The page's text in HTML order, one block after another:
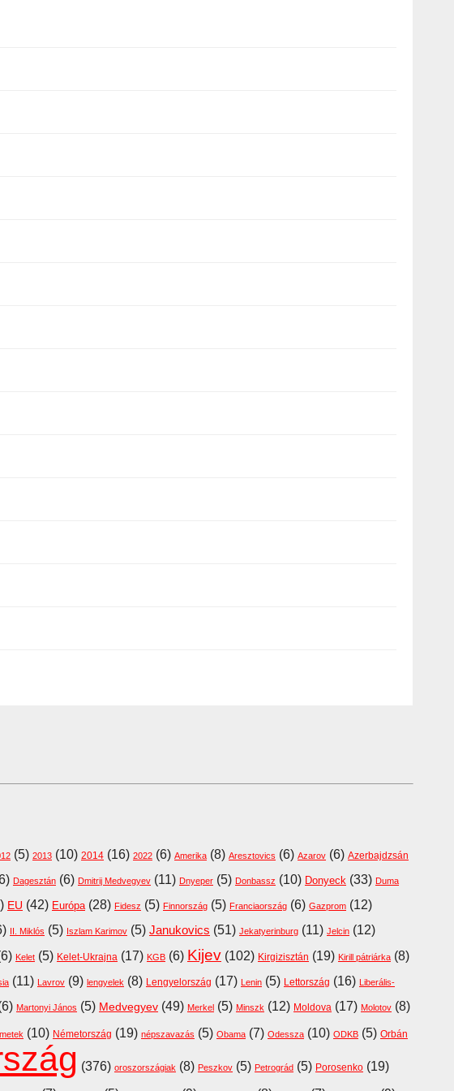
(5) 2013 (10) 2014 (16) 2022 (6) Amerika (8) Aresztovics (6) Azarov (6) Azerbajdzsán
Dagesztán (6) Dmitrij Medvegyev (11) Dnyeper (5) Donbassz (10) Donyeck (33) Duma
EU (42) Európa (28) Fidesz (5) Finnország (5) Franciaország (6) Gazprom (12)
II. Miklós (5) Iszlam Karimov (5) Janukovics (51) Jekatyerinburg (11) Jelcin (12)
Kelet (5) Kelet-Ukrajna (17) KGB (6) Kijev (102) Kirgizisztán (19) Kirill pátriárka (8)
(11) Lavrov (9) lengyelek (8) Lengyelország (17) Lenin (5) Lettország (16) Liberális-
Martonyi János (5) Medvegyev (49) Merkel (5) Minszk (12) Moldova (17) Molotov (8)
(10) Németország (19) népszavazás (5) Obama (7) Odessza (10) ODKB (5) Orbán
(376) oroszországiak (8) Peszkov (5) Petrográd (5) Porosenko (19)